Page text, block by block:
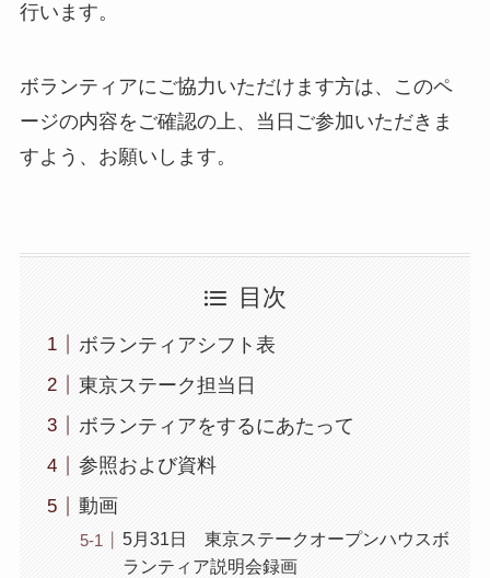
行います。
ボランティアにご協力いただけます方は、このペ
ージの内容をご確認の上、当日ご参加いただきま
すよう、お願いします。
目次
ボランティアシフト表
東京ステーク担当日
ボランティアをするにあたって
参照および資料
動画
5月31日 東京ステークオープンハウスボ
ランティア説明会録画